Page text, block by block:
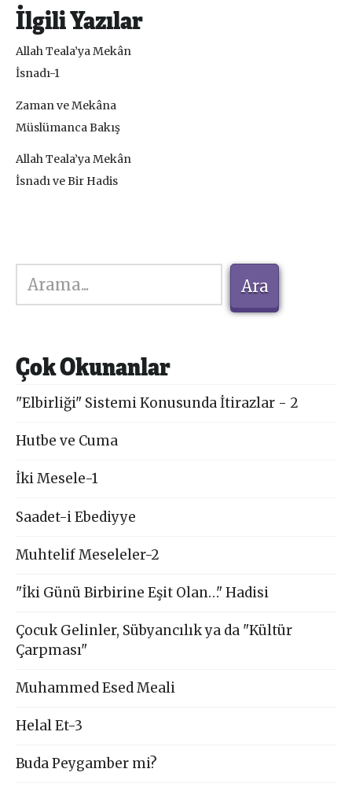
İlgili Yazılar
Allah Teala’ya Mekân
İsnadı-1
Zaman ve Mekâna
Müslümanca Bakış
Allah Teala’ya Mekân
İsnadı ve Bir Hadis
Ara
Ara
Çok Okunanlar
"Elbirliği" Sistemi Konusunda İtirazlar - 2
Hutbe ve Cuma
İki Mesele-1
Saadet-i Ebediyye
Muhtelif Meseleler-2
"İki Günü Birbirine Eşit Olan…" Hadisi
Çocuk Gelinler, Sübyancılık ya da "Kültür
Çarpması"
Muhammed Esed Meali
Helal Et-3
Buda Peygamber mi?